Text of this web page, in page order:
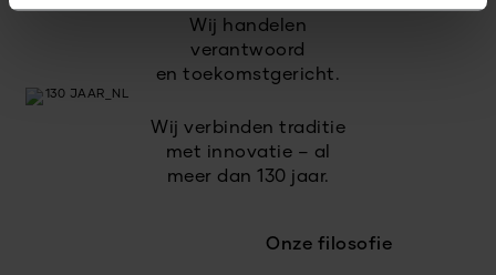
Wij handelen
verantwoord
en toekomstgericht.
Wij verbinden traditie
met innovatie – al
meer dan 130 jaar.
Onze filosofie